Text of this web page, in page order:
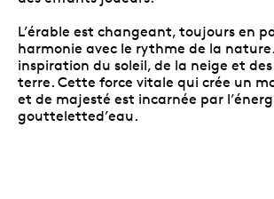
L’érable est changeant, toujours en
harmonie avec le rythme de la
inspiration du soleil, de la neige et des
terre. Cette force vitale qui crée un
et de majesté est incarnée par
goutteletted’eau.